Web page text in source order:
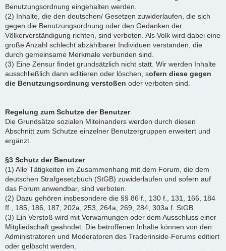
Benutzungsordnung eingehalten werden.
(2) Inhalte, die den deutschen/ Gesetzen zuwiderlaufen, die sich
gegen die Benutzungsordnung oder den Gedanken der
Völkerverständigung richten, sind verboten. Als Volk wird dabei eine
große Anzahl schlecht abzählbarer Individuen verstanden, die
durch gemeinsame Merkmale verbunden sind.
(3) Eine Zensur findet grundsätzlich nicht statt. Wir werden Inhalte
ausschließlich dann editieren oder löschen, sofern diese gegen
die Benutzungsordnung verstoßen oder verboten sind.
Regelung zum Schutze der Benutzer
Die Grundsätze sozialen Miteinanders werden durch diesen
Abschnitt zum Schutze einzelner Benutzergruppen erweitert und
ergänzt.
§3 Schutz der Benutzer
(1) Alle Tätigkeiten im Zusammenhang mit dem Forum, die dem
deutschen Strafgesetzbuch (StGB) zuwiderlaufen und sofern auf
das Forum anwendbar, sind verboten.
(2) Dazu gehören insbesondere die §§ 86 f., 130 f., 131, 166, 184
ff., 185, 186, 187, 202a, 253, 264a, 269, 284, 303a f. StGB.
(3) Ein Verstoß wird mit Verwarnungen oder dem Ausschluss einer
Mitgliedschaft geahndet. Die betroffenen Inhalte können von den
Administratoren und Moderatoren des Traderinside-Forums editiert
oder gelöscht werden.